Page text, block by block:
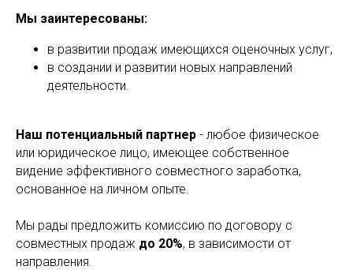
Мы заинтересованы:
в развитии продаж имеющихся оценочных услуг,
в создании и развитии новых направлений
деятельности.
Наш потенциальный партнер - любое физическое
или юридическое лицо, имеющее собственное
видение эффективного совместного заработка,
основанное на личном опыте.
Мы рады предложить комиссию по договору с
совместных продаж до 20%, в зависимости от
направления.